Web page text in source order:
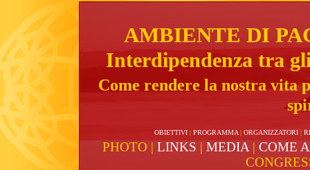
AMBIENTE DI
Interdipendenza tra
Come rendere la nostra vita
OBIETTIVI | PROGRAMMA | ORGANIZZATORI |
PHOTO | LINKS | MEDIA | COME